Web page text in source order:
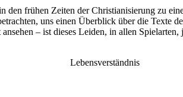
den frühen Zeiten der Christianisierung zu
uns einen Überblick über die Texte
– ist dieses Leiden, in allen Spielarten,
Lebensverständnis